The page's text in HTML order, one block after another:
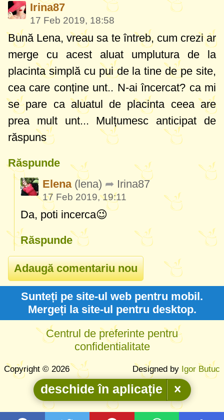
Irina87
17 Feb 2019, 18:58
Bună Lena, vreau sa te întreb, cum crezi ar
merge cu acest aluat umplutura de la
placinta simplă cu pui de la tine de pe site,
cea care conține unt.. N-ai încercat? ca mi
se pare ca aluatul de placinta ceea are
prea mult unt... Mulțumesc anticipat de
răspuns
Răspunde
Elena (lena) Irina87
17 Feb 2019, 19:11
Da, poti incerca😉
Răspunde
Sunteți pe site-ul web pentru mobil.
Mergeți la site-ul pentru desktop.
Centrul de preferinte pentru
confidentialitate
Copyright © 2026 Designed by Igor Butuc
deschide în aplicație